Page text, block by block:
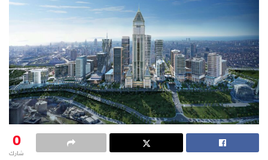
0
شارك